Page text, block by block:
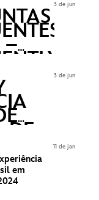
–
3 de jun
DE
D23
-
3 de jun
em
11 de jan